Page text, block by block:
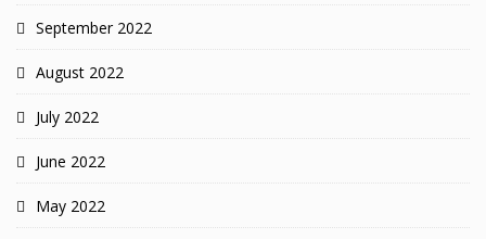
September 2022
August 2022
July 2022
June 2022
May 2022